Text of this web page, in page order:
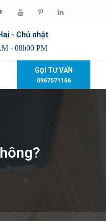
- Chủ nhật
- 08h00 PM
GỌI TƯ VẤN
0967571166